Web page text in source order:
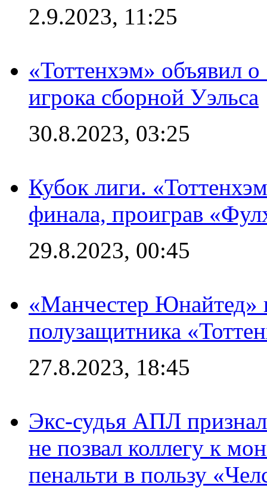
2.9.2023, 11:25
«Тоттенхэм» объявил
игрока сборной Уэльса
30.8.2023, 03:25
Кубок лиги.
финала, проиграв
29.8.2023, 00:45
«Манчестер Юнайтед»
полузащитника
27.8.2023, 18:45
Экс-судья АПЛ
не позвал коллегу к
пенальти в пользу